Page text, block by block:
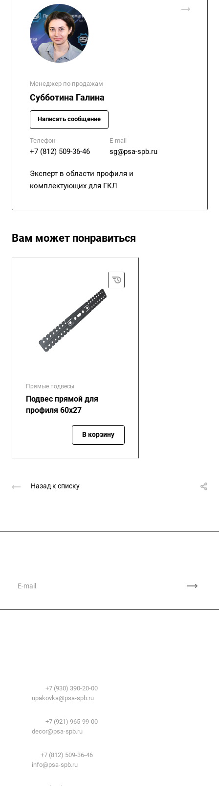
Менеджер по продажам
Субботина Галина
Написать сообщение
Телефон
+7 (812) 509-36-46
E-mail
sg@psa-spb.ru
Эксперт в области профиля и
комплектующих для ГКЛ
Вам может понравиться
Прямые подвесы
Подвес прямой для
профиля 60х27
В корзину
Назад к списку
Реквизиты
Вопрос-ответ
+7 (930) 390-20-00
upakovka@psa-spb.ru
+7 (921) 965-99-00
decor@psa-spb.ru
+7 (812) 509-36-46
info@psa-spb.ru